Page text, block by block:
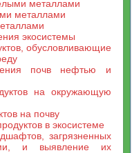
металлами
металлами
экосистемы
обусловливающие
почв нефтью и
на окружающую
на почву
в экосистеме
загрязненных
и выявление их